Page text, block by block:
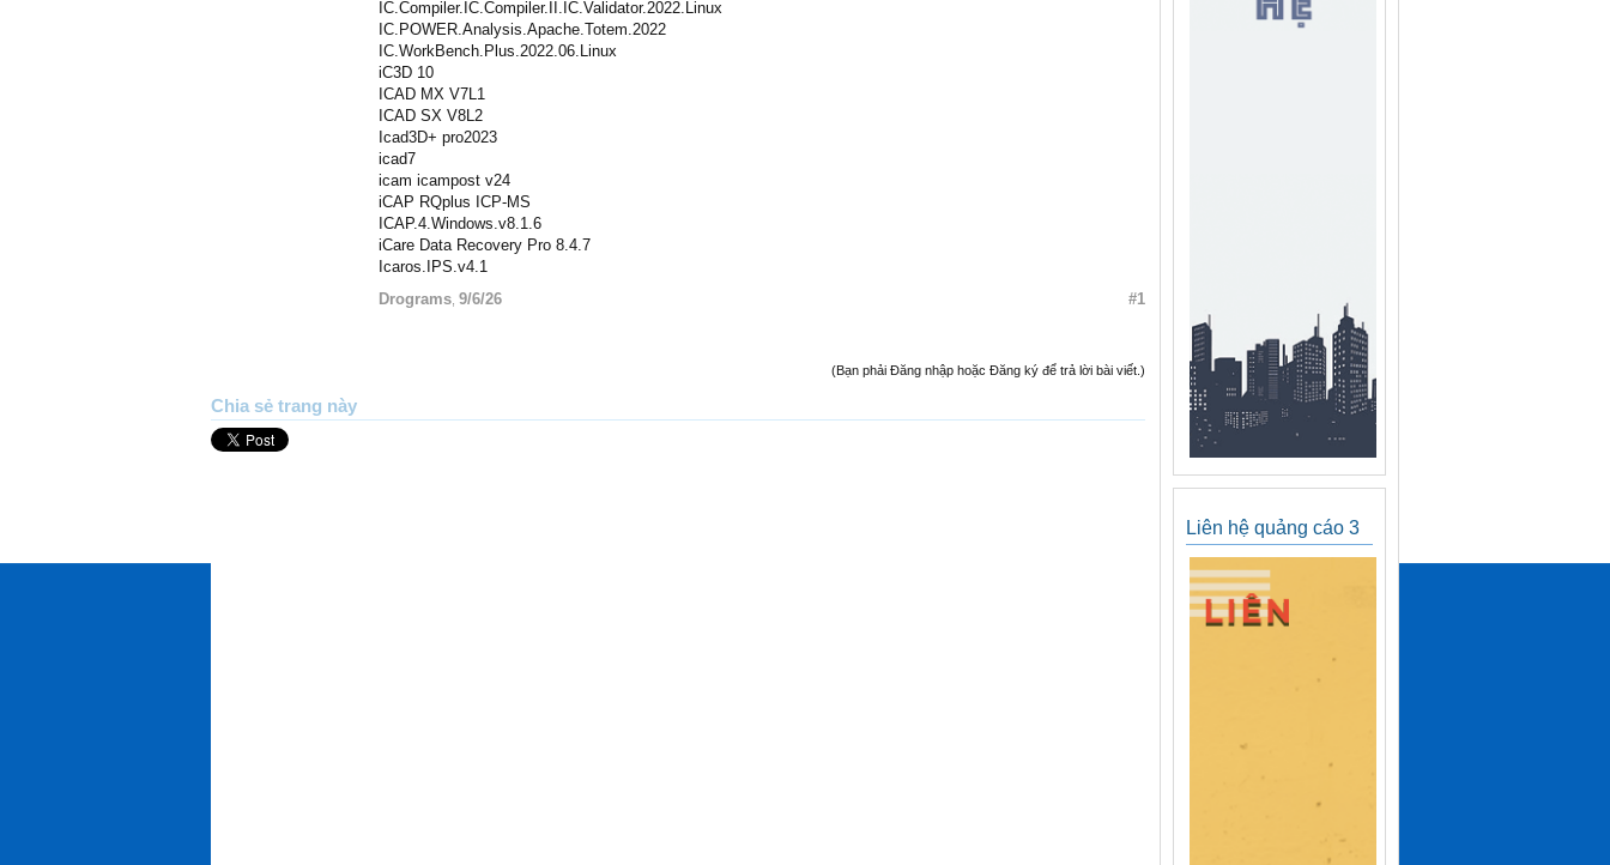
IC.Compiler.IC.Compiler.II.IC.Validator.2022.Linux
IC.POWER.Analysis.Apache.Totem.2022
IC.WorkBench.Plus.2022.06.Linux
iC3D 10
ICAD MX V7L1
ICAD SX V8L2
Icad3D+ pro2023
icad7
icam icampost v24
iCAP RQplus ICP-MS
ICAP.4.Windows.v8.1.6
iCare Data Recovery Pro 8.4.7
Icaros.IPS.v4.1
Drograms 9/6/26 #1
(Bạn phải Đăng nhập hoặc Đăng ký để trả lời bài viết.)
Chia sẻ trang này
Liên hệ quảng cáo 3